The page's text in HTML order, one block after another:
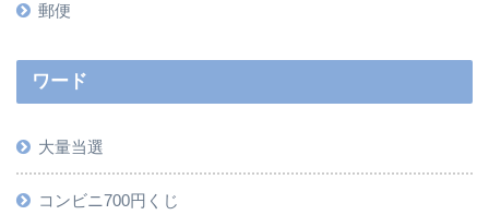
郵便
ワード
大量当選
コンビニ700円くじ